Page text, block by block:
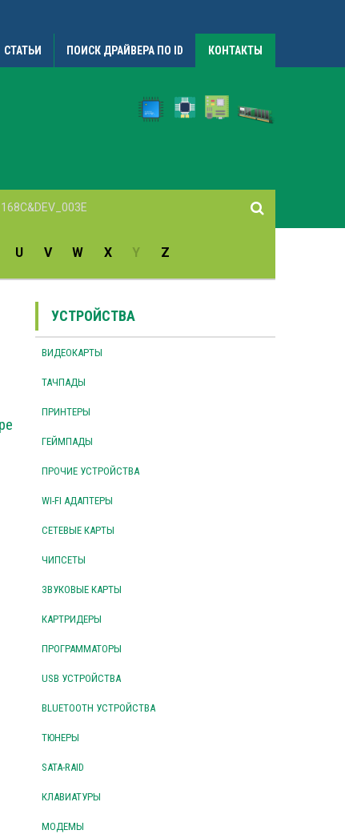
СТАТЬИ ПОИСК ДРАЙВЕРА ПО ID КОНТАКТЫ
U V W X Y Z
УСТРОЙСТВА
ВИДЕОКАРТЫ
ТАЧПАДЫ
ПРИНТЕРЫ
ГЕЙМПАДЫ
ПРОЧИЕ УСТРОЙСТВА
WI-FI АДАПТЕРЫ
СЕТЕВЫЕ КАРТЫ
ЧИПСЕТЫ
ЗВУКОВЫЕ КАРТЫ
КАРТРИДЕРЫ
ПРОГРАММАТОРЫ
USB УСТРОЙСТВА
BLUETOOTH УСТРОЙСТВА
ТЮНЕРЫ
SATA-RAID
КЛАВИАТУРЫ
МОДЕМЫ